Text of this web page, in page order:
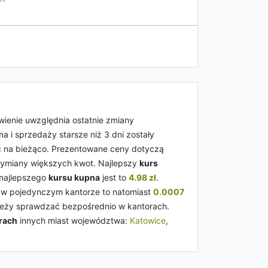
uwzględnia ostatnie zmiany
i sprzedaży starsze niż 3 dni zostały
bieżąco. Prezentowane ceny dotyczą
większych kwot. Najlepszy kurs
kursu kupna jest to 4.98 zł.
w pojedynczym kantorze to natomiast 0.0007
sprawdzać bezpośrednio w kantorach.
innych miast województwa: Katowice,